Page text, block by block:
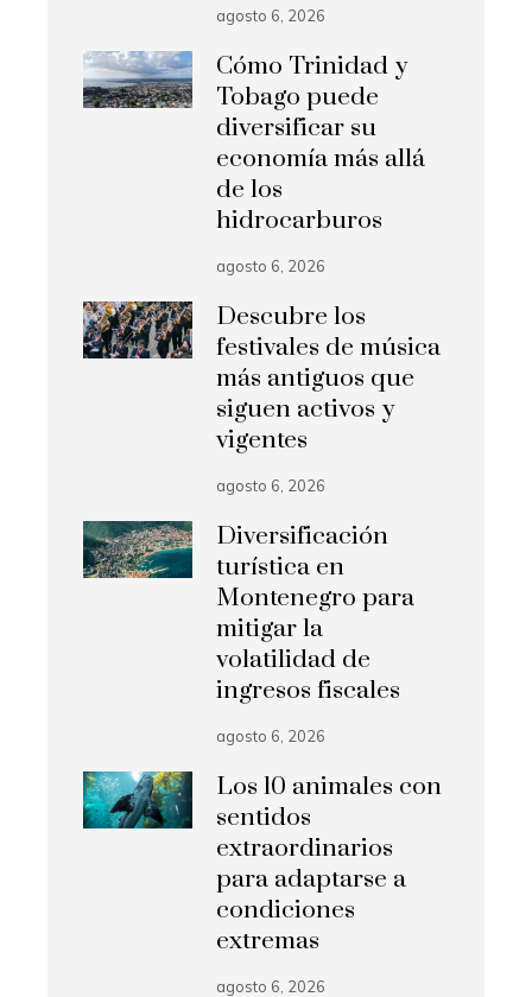
agosto 6, 2026
Cómo Trinidad y
Tobago puede
diversificar su
economía más allá
de los
hidrocarburos
agosto 6, 2026
Descubre los
festivales de música
más antiguos que
siguen activos y
vigentes
agosto 6, 2026
Diversificación
turística en
Montenegro para
mitigar la
volatilidad de
ingresos fiscales
agosto 6, 2026
Los 10 animales con
sentidos
extraordinarios
para adaptarse a
condiciones
extremas
agosto 6, 2026